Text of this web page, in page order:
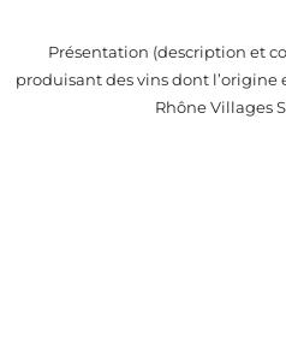
Présentation (description et
produisant des vins dont l’origine
Rhône Villages